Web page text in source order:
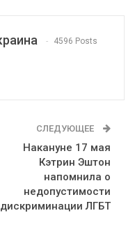
4596 Posts
СЛЕДУЮЩЕЕ
Накануне 17 мая
Кэтрин Эштон
напомнила о
недопустимости
дискриминации ЛГБТ